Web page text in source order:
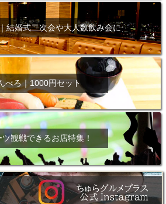
結婚式二次会や大人数飲み会に
べろ｜1000円セット
観戦できるお店特集！